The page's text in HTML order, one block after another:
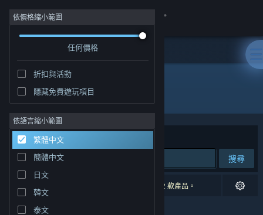
登入
社群
關於
客服
變更語言
取得 Steam 行動應用程式
依價格縮小範圍
任何價格
折扣與活動
隱藏免費遊玩項目
依語言縮小範圍
繁體中文
簡體中文
日文
韓文
泰文
發行商: KMG
排序依據 相關性
搜尋
0 項相符的搜尋結果。 已根據您的偏好設定排除 2 款產品。